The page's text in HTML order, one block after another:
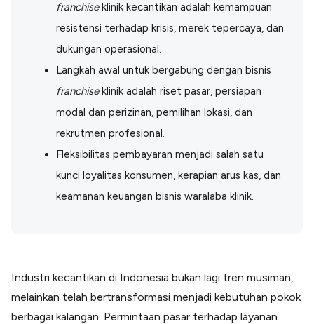
Lainnya
Open API
Integrasi sistem bisnis dengan API
Software Akuntansi
Pencatatan Laporan Keuangan Gratis
Integrasi Accurate
Integrasi Paper dengan Accurate
franchiseklinik kecantikan adalah kemampuan
resistensi terhadap krisis, merek tepercaya, dan
dukungan operasional.
Langkah awal untuk bergabung dengan bisnis
franchiseklinik adalah riset pasar, persiapan
modal dan perizinan, pemilihan lokasi, dan
rekrutmen profesional.
Fleksibilitas pembayaran menjadi salah satu
kunci loyalitas konsumen, kerapian arus kas, dan
keamanan keuangan bisnis waralaba klinik.
Industri kecantikan di Indonesia bukan lagi tren musiman,
melainkan telah bertransformasi menjadi kebutuhan pokok
berbagai kalangan. Permintaan pasar terhadap layanan